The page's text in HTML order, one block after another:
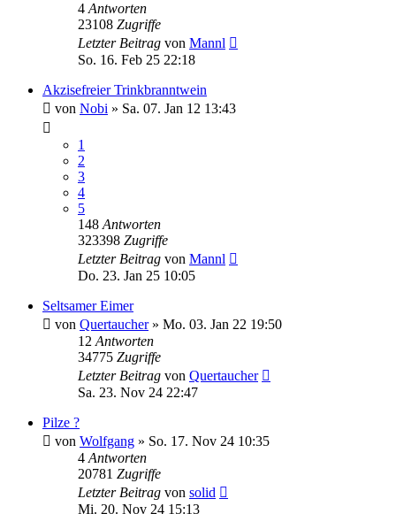
4 Antworten
23108 Zugriffe
Letzter Beitrag von Mannl
So. 16. Feb 25 22:18
Akzisefreier Trinkbranntwein
von Nobi » Sa. 07. Jan 12 13:43
1
2
3
4
5
148 Antworten
323398 Zugriffe
Letzter Beitrag von Mannl
Do. 23. Jan 25 10:05
Seltsamer Eimer
von Quertaucher» Mo. 03. Jan 22 19:50
12 Antworten
34775 Zugriffe
Letzter Beitrag von Quertaucher
Sa. 23. Nov 24 22:47
Pilze ?
von Wolfgang » So. 17. Nov 24 10:35
4 Antworten
20781 Zugriffe
Letzter Beitrag von solid
Mi. 20. Nov 24 15:13